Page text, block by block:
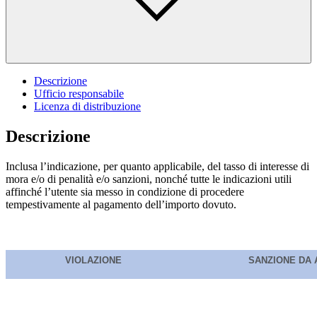
Descrizione
Ufficio responsabile
Licenza di distribuzione
Descrizione
Inclusa l’indicazione, per quanto applicabile, del tasso di interesse di
mora e/o di penalità e/o sanzioni, nonché tutte le indicazioni utili
affinché l’utente sia messo in condizione di procedere
tempestivamente al pagamento dell’importo dovuto.
VIOLAZIONE SANZIONE DA